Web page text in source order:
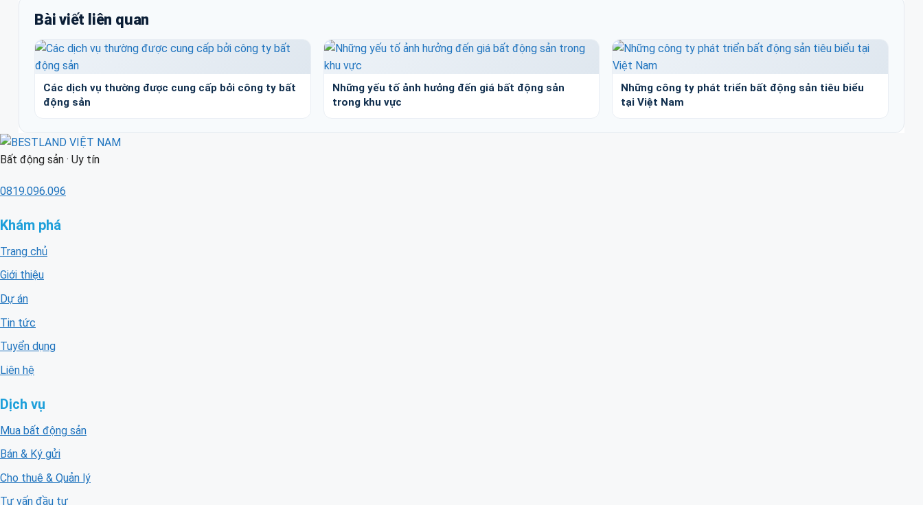
Bài viết liên quan
Các dịch vụ thường được cung cấp bởi công ty bất
động sản
Những yếu tố ảnh hưởng đến giá bất động sản
trong khu vực
Những công ty phát triển bất động sản tiêu biểu
tại Việt Nam
Bất động sản · Uy tín
0819.096.096
Khám phá
Trang chủ
Giới thiệu
Dự án
Tin tức
Tuyển dụng
Liên hệ
Dịch vụ
Mua bất động sản
Bán & Ký gửi
Cho thuê & Quản lý
Tư vấn đầu tư